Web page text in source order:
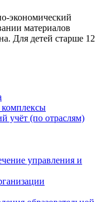
экономический
материалов
Для детей старше 12
учёт (по отраслям)
управления и